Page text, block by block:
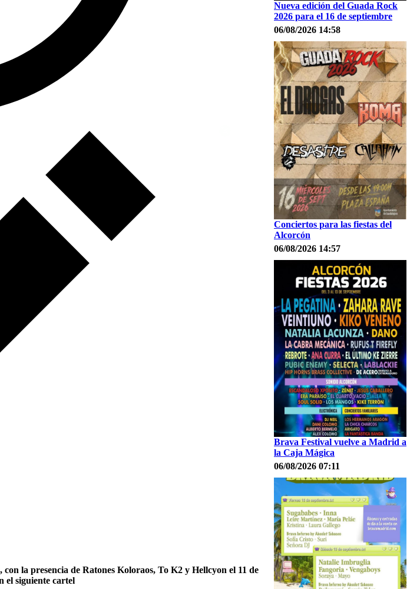
la presencia de Ratones Koloraos, To K2 y Hellcyon el 11 de
el siguiente cartel
Nueva edición del Guada Rock
2026 para el 16 de septiembre
06/08/2026 14:58
Conciertos para las fiestas del
Alcorcón
06/08/2026 14:57
Brava Festival vuelve a Madrid a
la Caja Mágica
06/08/2026 07:11